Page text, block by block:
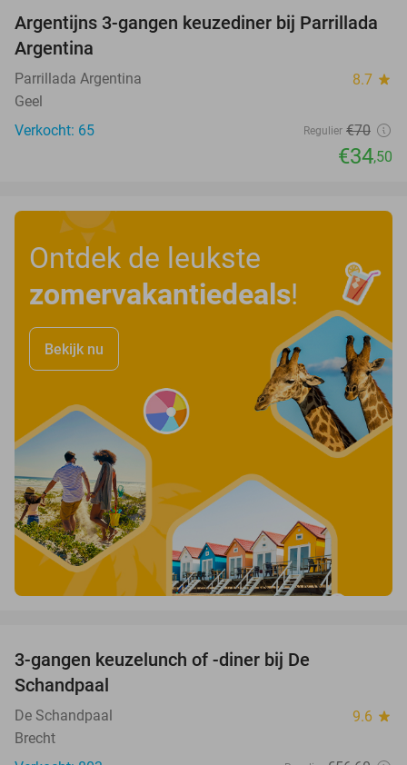
51%
Argentijns 3-gangen keuzediner bij Parrillada
Argentina
Parrillada Argentina 8.7 star
Geel
Verkocht: 65
Regulier €70
€34,50
Ontdek de leukste
zomervakantiedeals!
Bekijk nu
3-gangen keuzelunch of -diner bij De
Schandpaal
De Schandpaal 9.6 star
Brecht